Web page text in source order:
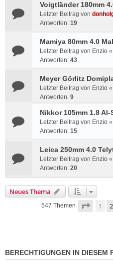
Voigtländer 180mm
Letzter Beitrag von
Antworten: 19
Mamiya 80mm 4.0
Letzter Beitrag von Enzio «
Antworten: 43
Meyer Görlitz
Letzter Beitrag von Enzio «
Antworten: 9
Nikkor 105mm 1.8 AI-
Letzter Beitrag von Enzio «
Antworten: 15
Leica 250mm 4.0
Letzter Beitrag von Enzio «
Antworten: 20
Neues Thema
547 Themen Seite 1
1 2
BERECHTIGUNGEN IN DIESEM